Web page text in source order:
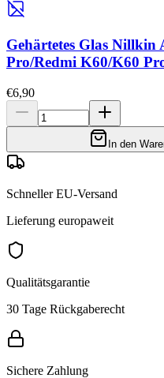
Gehärtetes Glas Nillkin
Pro/Redmi K60/K60
€6,90
In den
Schneller EU-Versand
Lieferung europaweit
Qualitätsgarantie
30 Tage Rückgaberecht
Sichere Zahlung